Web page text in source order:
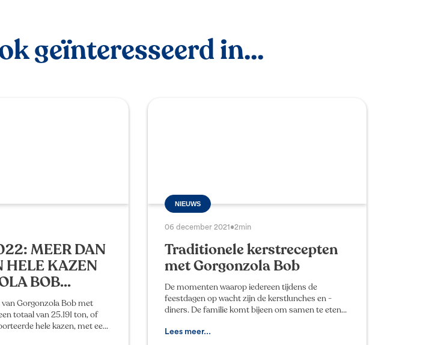
geïnteresseerd in...
MEER DAN
HELE KAZEN
BOB...
Gorgonzola Bob met
totaal van 25.191 ton, of
hele kazen, met een
NIEUWS
06 december 2021 •2min
Traditionele kerstrecepten
met Gorgonzola Bob
De momenten waarop iedereen tijdens de
feestdagen op wacht zijn de kerstlunches en -
diners. De familie komt bijeen om samen te eten
gezellige sfeer. Elke I
Lees meer...